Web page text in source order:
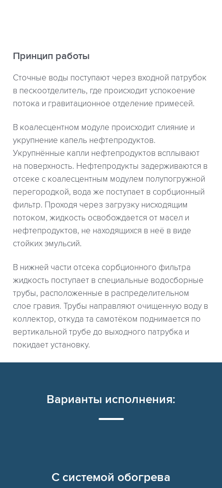
Принцип работы
Сточные воды поступают через входной патрубок
в пескоотделитель, где происходит успокоение
потока и гравитационное отделение примесей.
В коалесцентном модуле происходит слияние и
укрупнение капель нефтепродуктов.
Укрупнённые капли нефтепродуктов всплывают
на поверхность. Нефтепродукты задерживаются в
отсеке с коалесцентным модулем полупогружной
перегородкой, вода же поступает в сорбционный
фильтр. Проходя через загрузку нисходящим
потоком, жидкость освобождается от масел и
нефтепродуктов, не находящихся в неё в виде
стойких эмульсий.
В нижней части отсека сорбционного фильтра
жидкость поступает в специальные водосборные
трубы, расположенные в распределительном
слое гравия. Трубы направляют очищенную воду в
коллектор, откуда та самотёком поднимается по
вертикальной трубе до выходного патрубка и
покидает установку.
Варианты исполнения:
C системой обогрева